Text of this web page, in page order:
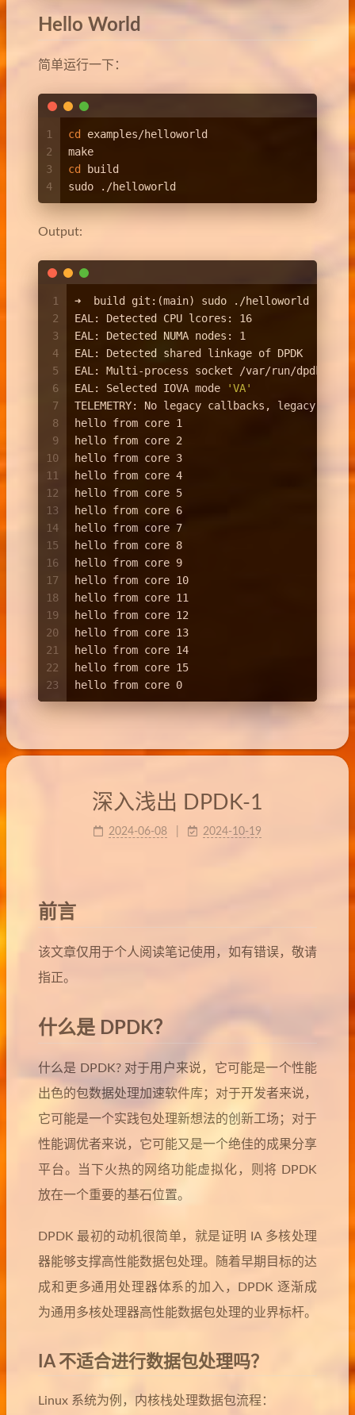
Hello World
简单运行一下：
1
2
3
4
cd
examples/helloworld
make
cd
build
sudo ./helloworld
Output:
1
2
3
4
5
6
7
8
9
10
11
12
13
14
15
16
17
18
19
20
21
22
23
➜  build git:(main) sudo ./helloworld
EAL: Detected CPU lcores: 16
EAL: Detected NUMA nodes: 1
EAL: Detected shared linkage of DPDK
EAL: Multi-process socket /var/run/dpdk/rte/
EAL: Selected IOVA mode
'VA'
TELEMETRY: No legacy callbacks, legacy
hello from core 1
hello from core 2
hello from core 3
hello from core 4
hello from core 5
hello from core 6
hello from core 7
hello from core 8
hello from core 9
hello from core 10
hello from core 11
hello from core 12
hello from core 13
hello from core 14
hello from core 15
hello from core 0
深入浅出 DPDK-1
2024-06-08 2024-10-19
前言
该文章仅用于个人阅读笔记使用，如有错误，敬请
指正。
什么是 DPDK？
什么是 DPDK? 对于用户来说，它可能是一个性能
出色的包数据处理加速软件库；对于开发者来说，
它可能是一个实践包处理新想法的创新工场；对于
性能调优者来说，它可能又是一个绝佳的成果分享
平台。当下火热的网络功能虚拟化，则将 DPDK
放在一个重要的基石位置。
DPDK 最初的动机很简单，就是证明 IA 多核处理
器能够支撑高性能数据包处理。随着早期目标的达
成和更多通用处理器体系的加入，DPDK 逐渐成
为通用多核处理器高性能数据包处理的业界标杆。
IA 不适合进行数据包处理吗？
Linux 系统为例，内核栈处理数据包流程：